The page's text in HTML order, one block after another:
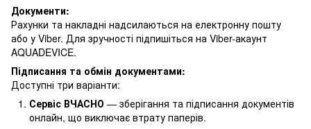
Документи:
Рахунки та накладні надсилаються на електронну пошту
або у Viber. Для зручності підпишіться на Viber-акаунт
AQUADEVICE.
Підписання та обмін документами:
Доступні три варіанти:
Сервіс ВЧАСНО — зберігання та підписання документів
онлайн, що виключає втрату паперів.